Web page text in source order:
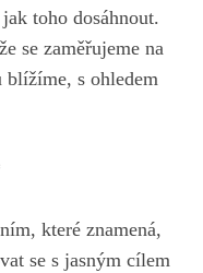
toho dosáhnout.
se zaměřujeme na
blížíme, s ohledem
které znamená,
se s jasným cílem